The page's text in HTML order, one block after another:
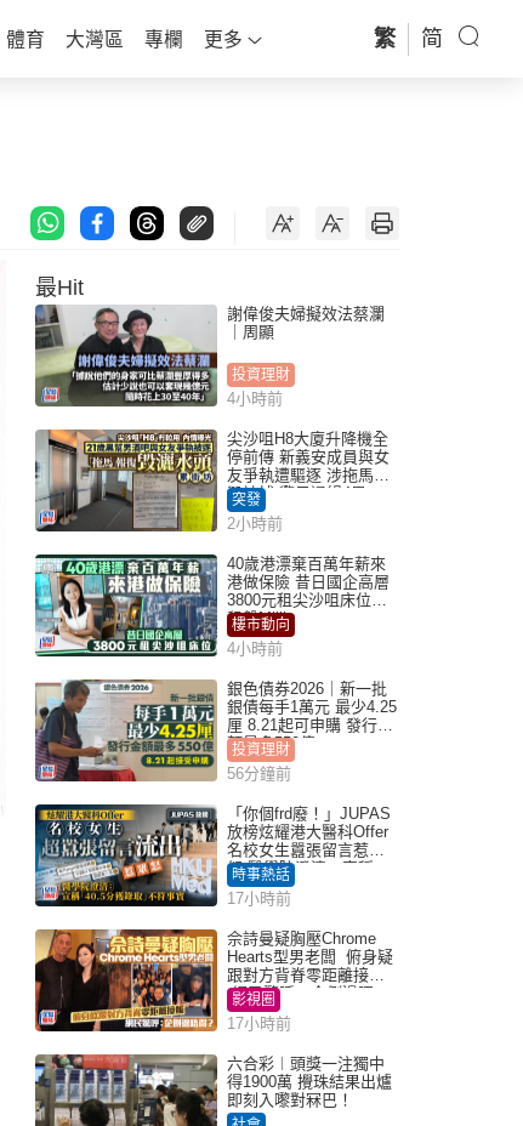
體育 大灣區 專欄 更多 繁 简
最Hit
謝偉俊夫婦擬效法蔡瀾
｜周顯
投資理財
4小時前
尖沙咀H8大廈升降機全
停前傳 新義安成員與女
友爭執遭驅逐 涉拖馬刑
毀被捕 警另通緝4男
突發
2小時前
40歲港漂棄百萬年薪來
港做保險 昔日國企高層
3800元租尖沙咀床位｜
租盤Million
樓市動向
4小時前
銀色債券2026｜新一批
銀債每手1萬元 最少4.25
厘 8.21起可申購 發行金
額最多550億
投資理財
56分鐘前
「你個frd廢！」JUPAS
放榜炫耀港大醫科Offer
名校女生囂張留言惹眾
怒 醫學院澄清：宣稱
「40.5分獲錄取」不符事
實｜Juicy叮
時事熱話
17小時前
佘詩曼疑胸壓Chrome
Hearts型男老闆 俯身疑
跟對方背脊零距離接觸
網民驚呼：企側邊唔
得？
影視圈
17小時前
六合彩︱頭獎一注獨中
得1900萬 攪珠結果出爐
即刻入嚟對冧巴！